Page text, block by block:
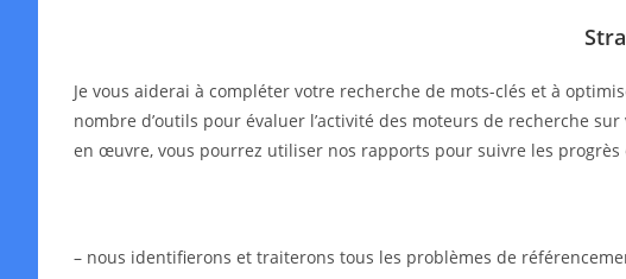
Je vous aiderai à compléter votre recherche de mots-clés et à
nombre d’outils pour évaluer l’activité des moteurs de recherche
en œuvre, vous pourrez utiliser nos rapports pour suivre les
– nous identifierons et traiterons tous les problèmes de